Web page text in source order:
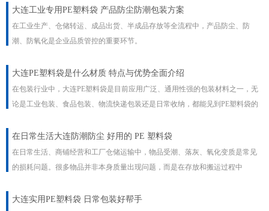
大连工业专用PE塑料袋 产品防尘防潮包装方案
在工业生产、仓储转运、成品出货、半成品存放等全流程中，产品防尘、防
潮、防氧化是企业品质管控的重要环节。
大连PE塑料袋是什么材质 特点与优势全面介绍
在包装行业中，大连PE塑料袋是目前应用广泛、通用性强的包装材料之一，无
论是工业包装、食品包装、物流快递包装还是日常收纳，都能见到PE塑料袋的
​在日常生活大连防潮防尘 好用的 PE 塑料袋
在日常生活、商铺经营和工厂仓储运输中，物品受潮、落灰、氧化变质是常见
的损耗问题。很多物品并非本身质量出现问题，而是在存放和搬运过程中
大连实用PE塑料袋 日常包装好帮手